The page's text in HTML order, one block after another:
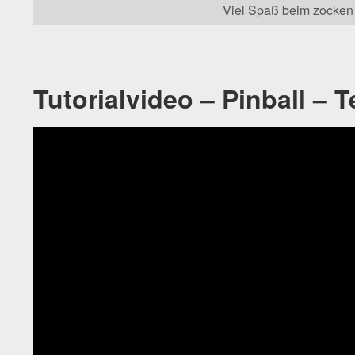
Viel Spaß beim
Tutorialvideo – Pinball –